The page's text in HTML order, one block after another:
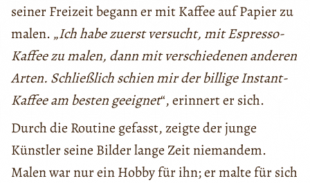
seiner Freizeit begann er mit Kaffee auf Papier zu
malen. „Ich habe zuerst versucht, mit Espresso-
Kaffee zu malen, dann mit verschiedenen anderen
Arten. Schließlich schien mir der billige Instant-
Kaffee am besten geeignet“, erinnert er sich.
Durch die Routine gefasst, zeigte der junge
Künstler seine Bilder lange Zeit niemandem.
Malen war nur ein Hobby für ihn; er malte für sich